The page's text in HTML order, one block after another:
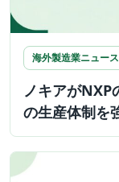
海外製造業ニュース
ノキアがNXP
の生産体制を